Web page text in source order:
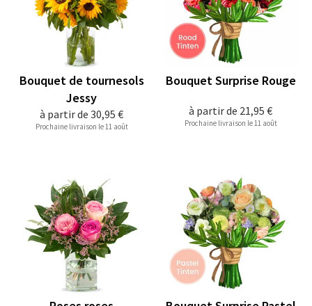
à partir de 30,95 €
Bouquet de tournesols
Jessy
Prochaine livraison le 11 août
à partir de 21,95 €
Bouquet Surprise Rouge
Prochaine livraison le 11 août